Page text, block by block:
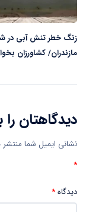
زنگ خطر تنش آبی در
مازندران/ کشاورزان
دیدگاهتان را
نشانی ایمیل شما
*
دیدگاه*